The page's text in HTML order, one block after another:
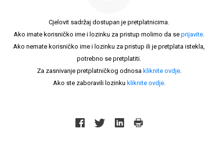
Cjelovit sadržaj dostupan je pretplatnicima.
Ako imate korisničko ime i lozinku za pristup molimo da se prijavite.
Ako nemate korisničko ime i lozinku za pristup ili je pretplata istekla,
potrebno se pretplatiti.
Za zasnivanje pretplatničkog odnosa kliknite ovdje.
Ako ste zaboravili lozinku kliknite ovdje.